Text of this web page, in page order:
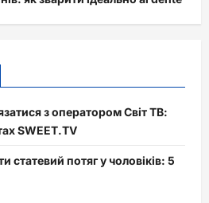
з оператором Світ ТВ:
SWEET.TV
статевий потяг у чоловіків: 5